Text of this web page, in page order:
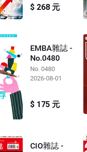
$ 268 元
EMBA雜誌 -
No.0480
No. 0480
2026-08-01
$ 175 元
CIO雜誌 -